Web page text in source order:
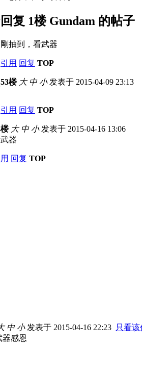
回复 1楼 Gundam 的帖子
剛抽到，看武器
引用 回复 TOP
53楼 大 中 小发表于 2015-04-09 23:13
引用 回复 TOP
大 中 小发表于 2015-04-16 13:06
器
回复 TOP
中 小发表于 2015-04-16 22:23 只看该
器感恩